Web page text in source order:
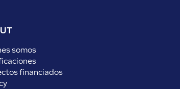
somos
financiados